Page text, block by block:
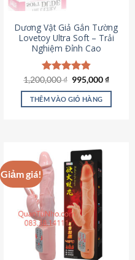
Dương Vật Giả Gắn Tường
Lovetoy Ultra Soft – Trải
Nghiệm Đỉnh Cao
Được xếp
hạng4.82
5 sao
1,200,000₫ Giá
là:
1,200,000 ₫.
995,000₫Giá
tại
THÊM VÀO GIỎ HÀNG
Giảm giá!